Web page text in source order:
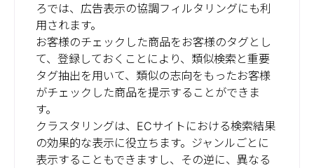
ろでは、広告表示の協調フィルタリングにも利
用されます。
お客様のチェックした商品をお客様のタグとし
て、登録しておくことにより、類似検索と重要
タグ抽出を用いて、類似の志向をもったお客様
がチェックした商品を提示することができま
す。
クラスタリングは、ECサイトにおける検索結果
の効果的な表示に役立ちます。ジャンルごとに
表示することもできますし、その逆に、異なる